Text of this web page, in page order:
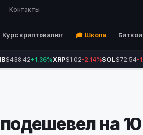
Контакты
Курс криптовалют 🎓 Школа
$438.42+1.36%XRP$1.02-2.14%SOL$72.54-
на